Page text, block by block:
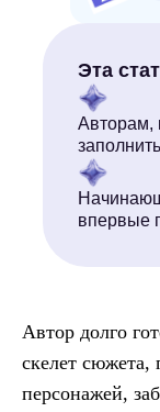
Эта
Авторам,
впервые
Автор долго
скелет сюжета,
персонажей,